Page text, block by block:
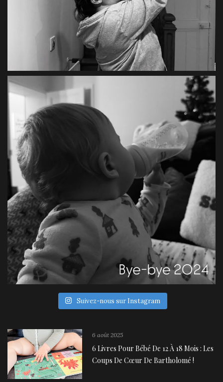
Suivez-nous sur Instagram
6 août 2025
6 Livres Pour Bébé De 12 À 18 Mois : Les
Coups De Cœur De Bartholomé !